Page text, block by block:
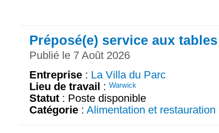
Préposé(e) service aux tables
Publié le 7 Août 2026
Entreprise : La Villa du Parc
Lieu de travail : Warwick
Statut : Poste disponible
Catégorie : Alimentation et restauration